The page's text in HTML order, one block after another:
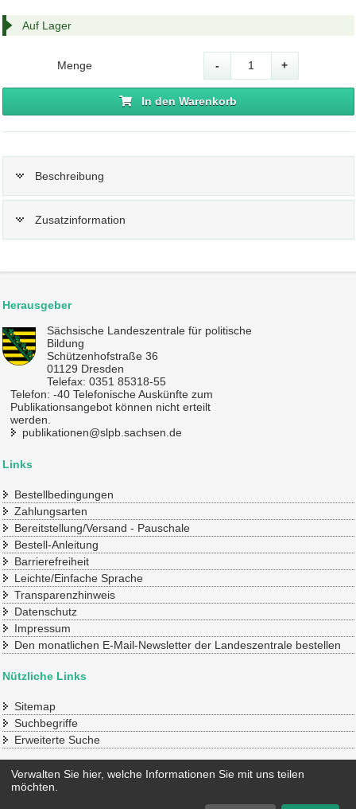
Auf Lager
Menge - +
In den Warenkorb
Beschreibung
Zusatzinformation
Herausgeber
Sächsische Landeszentrale für politische
Bildung
Schützenhofstraße 36
01129 Dresden
Telefax: 0351 85318-55
Telefon: -40 Telefonische Auskünfte zum
Publikationsangebot können nicht erteilt
werden.
publikationen@slpb.sachsen.de
Links
Bestellbedingungen
Zahlungsarten
Bereitstellung/Versand - Pauschale
Bestell-Anleitung
Barrierefreiheit
Leichte/Einfache Sprache
Transparenzhinweis
Datenschutz
Impressum
Den monatlichen E-Mail-Newsletter der Landeszentrale bestellen
Nützliche Links
Sitemap
Suchbegriffe
Erweiterte Suche
Konto
Verwalten Sie hier, welche Informationen Sie mit uns teilen
möchten.